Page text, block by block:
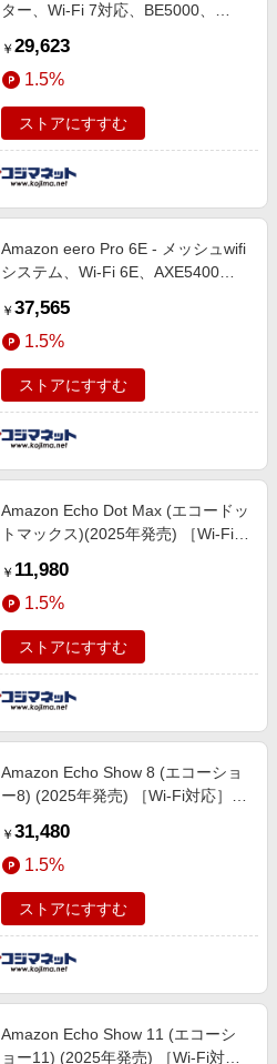
ター、Wi-Fi 7対応、BE5000、
ト ホワイト B0DN2QF9G8
￥ 29,623
1.5%
ストアにすすむ
Amazon eero Pro 6E - メッシュwifi
システム、Wi-Fi 6E、AXE5400、
囲380m2、同時接続デバイス約100
台、2ユニット B0CX31KFWR
￥ 37,565
1.5%
ストアにすすむ
Amazon Echo Dot Max (エコードッ
トマックス)(2025年発売) ［Wi-Fi対
￥ 11,980
1.5%
ストアにすすむ
Amazon Echo Show 8 (エコーショ
ー8) (2025年発売) ［Wi-Fi対応］
B0DYC5NRM7
￥ 31,480
1.5%
ストアにすすむ
Amazon Echo Show 11 (エコーシ
ョー11) (2025年発売) ［Wi-Fi対